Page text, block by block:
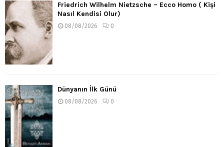
Friedrich Wilhelm Nietzsche – Ecco Homo ( Kişi
Nasıl Kendisi Olur)
08/08/2026 0
Dünyanın İlk Günü
08/08/2026 0